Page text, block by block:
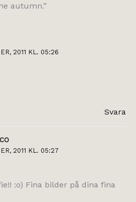
autumn.”
2011 KL. 05:26
Svara
2011 KL. 05:27
:o) Fina bilder på dina fina